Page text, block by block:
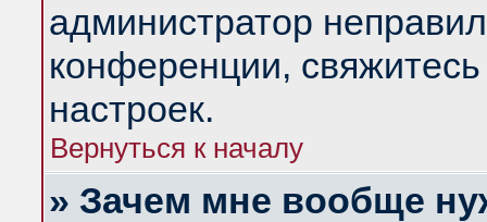
администратор
конференции,
настроек.
Вернуться к началу
» Зачем мне вообще